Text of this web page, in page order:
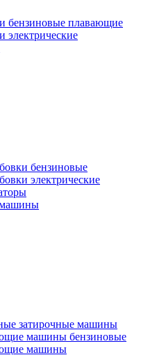
бензиновые плавающие
электрические
бензиновые
электрические
затирочные машины
машины бензиновые
машины